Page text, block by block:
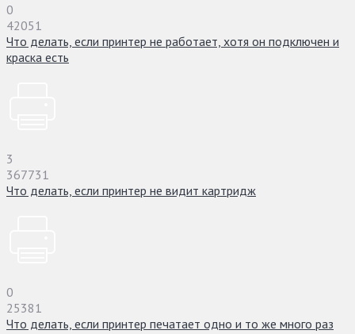
0
42051
Что делать, если принтер не работает, хотя он подключен и
краска есть
3
367731
Что делать, если принтер не видит картридж
0
25381
Что делать, если принтер печатает одно и то же много раз